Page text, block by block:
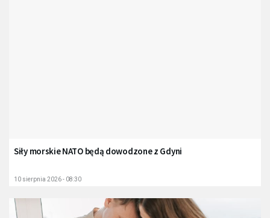
Siły morskie NATO będą dowodzone z Gdyni
10 sierpnia 2026 - 08:30